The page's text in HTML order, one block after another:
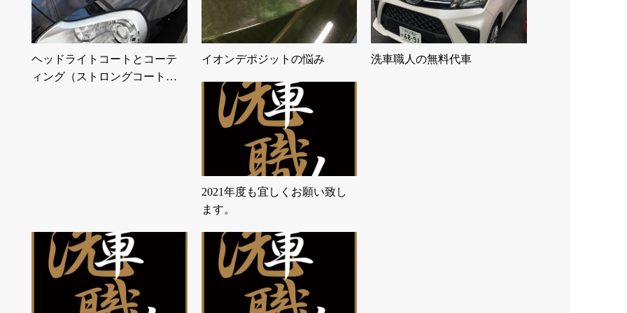
ヘッドライトコートとコーテ
ィング（ストロングコート…
イオンデポジットの悩み 洗車職人の無料代車
2021年度も宜しくお願い致し
ます。